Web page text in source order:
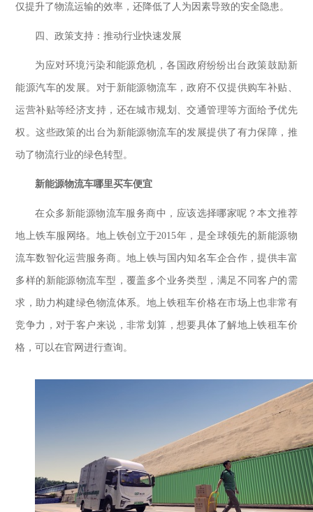
仅提升了物流运输的效率，还降低了人为因素导致的安全隐患。
四、政策支持：推动行业快速发展
为应对环境污染和能源危机，各国政府纷纷出台政策鼓励新
能源汽车的发展。对于新能源物流车，政府不仅提供购车补贴、
运营补贴等经济支持，还在城市规划、交通管理等方面给予优先
权。这些政策的出台为新能源物流车的发展提供了有力保障，推
动了物流行业的绿色转型。
新能源物流车哪里买车便宜
在众多新能源物流车服务商中， 应该选择哪家呢 ？本文推荐
地上铁车服网络。地上铁创立于2015年，是全球领先的新能源物
流车数智化运营服务商。地上铁与国内知名车企合作，提供丰富
多样的新能源物流车型，覆盖多个业务类型，满足不同客户的需
求，助力构建绿色物流体系。 地上铁租车价格在市场上也非常有
竞争力，对于客户来说，非常划算，想要具体了解地上铁租车价
格，可以在官网进行查询。